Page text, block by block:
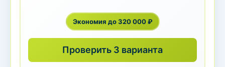
Экономия до 320 000 ₽
Проверить 3 варианта